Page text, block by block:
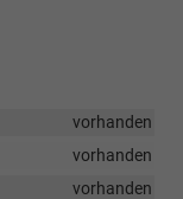
vorhanden
vorhanden
vorhanden